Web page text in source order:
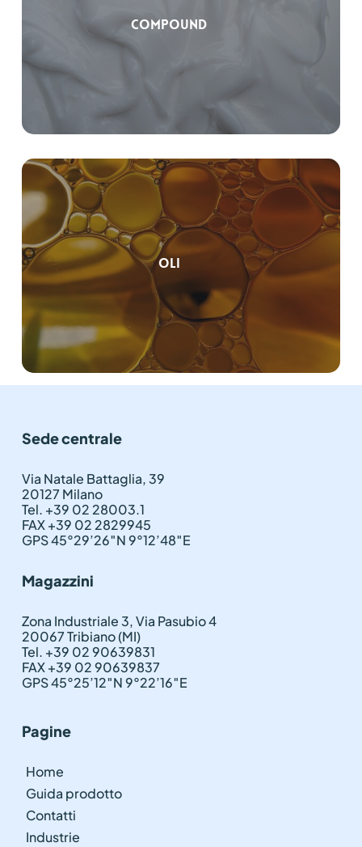
Compound
Oli
Sede centrale
Via Natale Battaglia, 39
20127 Milano
Tel. +39 02 28003.1
FAX +39 02 2829945
GPS 45°29’26″N 9°12’48″E
Magazzini
Zona Industriale 3, Via Pasubio 4
20067 Tribiano (MI)
Tel. +39 02 90639831
FAX +39 02 90639837
GPS 45°25’12″N 9°22’16″E
Pagine
Home
Guida prodotto
Contatti
Industrie